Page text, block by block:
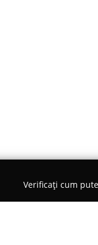
Verificați cum